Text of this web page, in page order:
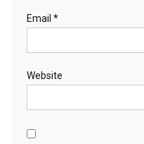
Email *
Website